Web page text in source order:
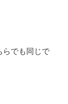
らでも同じで